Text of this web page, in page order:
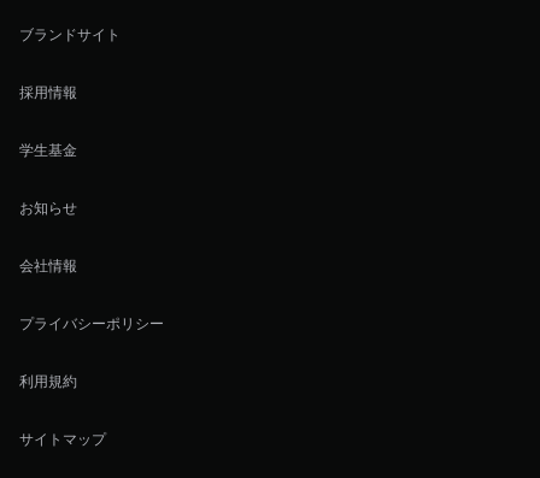
ブランドサイト
採用情報
学生基金
お知らせ
会社情報
プライバシーポリシー
利用規約
サイトマップ